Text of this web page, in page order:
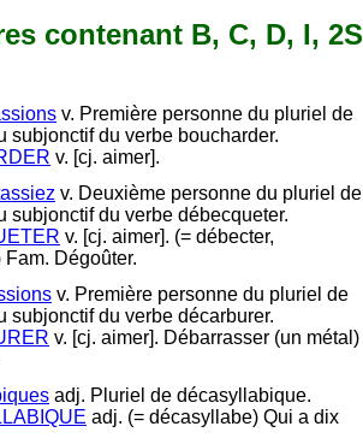
contenant B, C, D, I, 2S
v. Première personne du pluriel de
subjonctif du verbe boucharder.
v. [cj. aimer].
v. Deuxième personne du pluriel de
subjonctif du verbe débecqueter.
v. [cj. aimer]. (= débecter,
Dégoûter.
v. Première personne du pluriel de
subjonctif du verbe décarburer.
v. [cj. aimer]. Débarrasser (un métal)
adj. Pluriel de décasyllabique.
adj. (= décasyllabe) Qui a dix